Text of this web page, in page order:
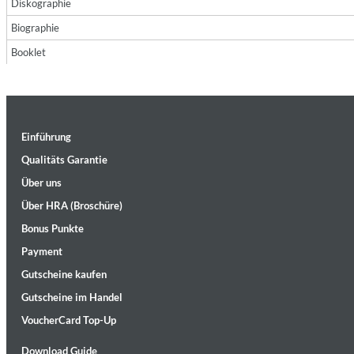
Maximum Swing: The Unissued 1965 Half Note Recordings (Stereo
Wes Montgomery, Wynton Kelly Trio
Diskographie
Biographie
Booklet
Einführung
Qualitäts Garantie
Über uns
Über HRA (Broschüre)
Bonus Punkte
Payment
Gutscheine kaufen
Gutscheine im Handel
VoucherCard Top-Up
Download Guide